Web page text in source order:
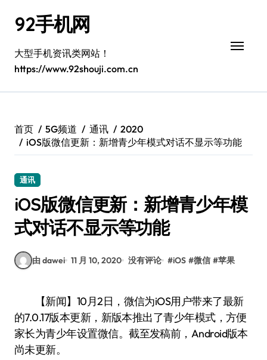
92手机网
大型手机资讯类网站！
https://www.92shouji.com.cn
首页 5G频道 通讯
2020
iOS版微信更新：新增青少年模式对话不显示等功能
通讯
iOS版微信更新：新增青少年模
式对话不显示等功能
由 dawei 11 月 10, 2020 没有评论 #iOS #微信 #苹果
【新闻】10月2日，微信为iOS用户带来了最新
的7.0.17版本更新，新版本推出了青少年模式，方便
家长为青少年设置微信。截至发稿前，Android版本
尚未更新。